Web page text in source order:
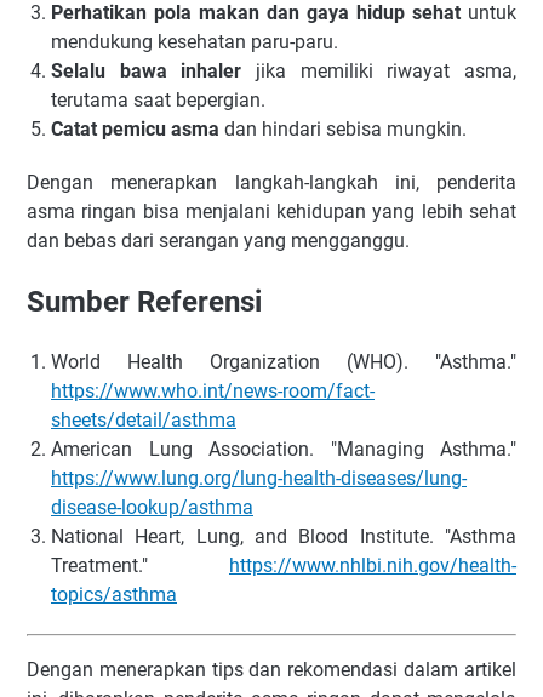
Perhatikan pola makan dan gaya hidup sehat untuk
mendukung kesehatan paru-paru.
Selalu bawa inhaler jika memiliki riwayat asma,
terutama saat bepergian.
Catat pemicu asma dan hindari sebisa mungkin.
Dengan menerapkan langkah-langkah ini, penderita
asma ringan bisa menjalani kehidupan yang lebih sehat
dan bebas dari serangan yang mengganggu.
Sumber Referensi
World Health Organization (WHO). "Asthma."
https://www.who.int/news-room/fact-
sheets/detail/asthma
American Lung Association. "Managing Asthma."
https://www.lung.org/lung-health-diseases/lung-
disease-lookup/asthma
National Heart, Lung, and Blood Institute. "Asthma
Treatment." https://www.nhlbi.nih.gov/health-
topics/asthma
Dengan menerapkan tips dan rekomendasi dalam artikel